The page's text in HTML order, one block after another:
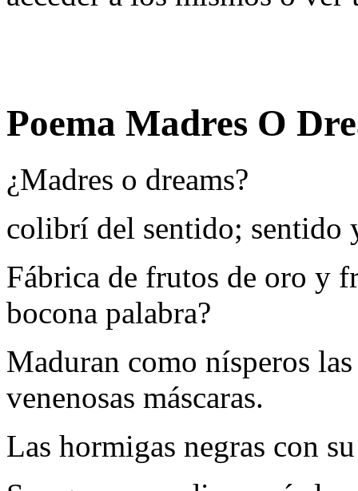
Poema Madres O
¿Madres o dreams?
colibrí del sentido; sentido
Fábrica de frutos de oro y
bocona palabra?
Maduran como nísperos
venenosas máscaras.
Las hormigas negras con